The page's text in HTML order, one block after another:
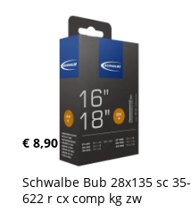
€ 8,90
Schwalbe Bub 28x135 sc 35-
622 r cx comp kg zw